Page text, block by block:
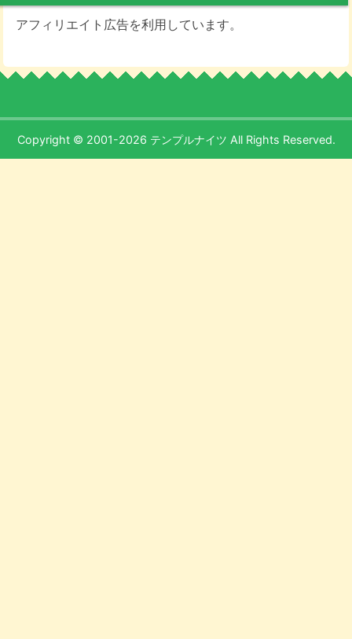
アフィリエイト広告を利用しています。
Copyright © 2001-2026 テンプルナイツ All Rights Reserved.